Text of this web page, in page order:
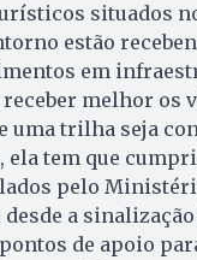
situados
estão
em
melhor os
uma trilha seja
tem que
pelo
a
de apoio